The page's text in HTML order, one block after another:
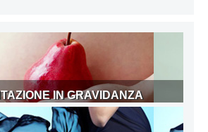
IN GRAVIDANZA